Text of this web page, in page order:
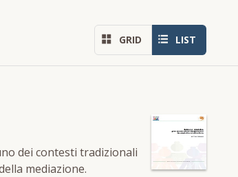
GRID
LIST
mediazione.